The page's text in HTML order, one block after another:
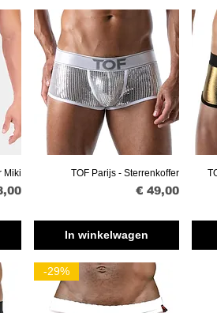
Miki Snel overzicht
TOF Parijs - Sterrenkoffer
Prijs
€ 49,00
In winkelwagen
-29%